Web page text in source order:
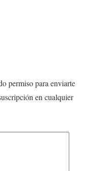
permiso para enviarte
en cualquier